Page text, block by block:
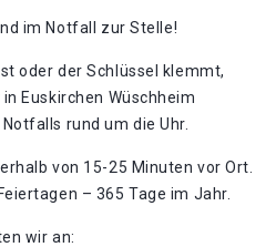
im Notfall zur Stelle!
oder der Schlüssel klemmt,
Euskirchen Wüschheim
rund um die Uhr.
von 15-25 Minuten vor Ort.
– 365 Tage im Jahr.
wir an: